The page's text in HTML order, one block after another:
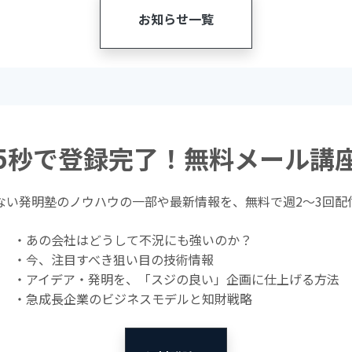
お知らせ一覧
秒で登録完了！無料メール講
い発明塾のノウハウの一部や最新情報を、無料で週2〜3回配
・あの会社はどうして不況にも強いのか？
・今、注目すべき狙い目の技術情報
・アイデア・発明を、「スジの良い」企画に仕上げる方法
・急成長企業のビジネスモデルと知財戦略